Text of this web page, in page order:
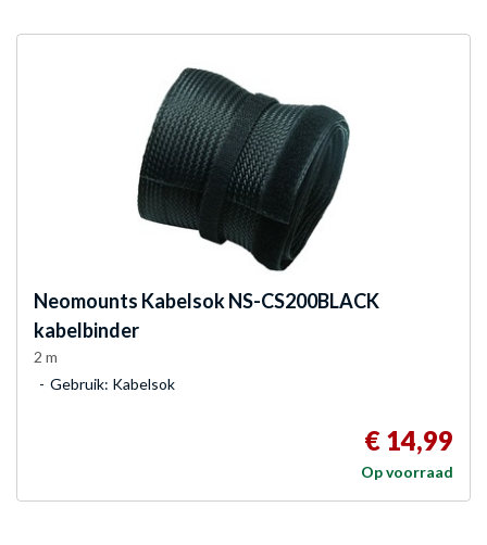
Neomounts Kabelsok NS-CS200BLACK
kabelbinder
2 m
Gebruik: Kabelsok
€ 14,99
Op voorraad